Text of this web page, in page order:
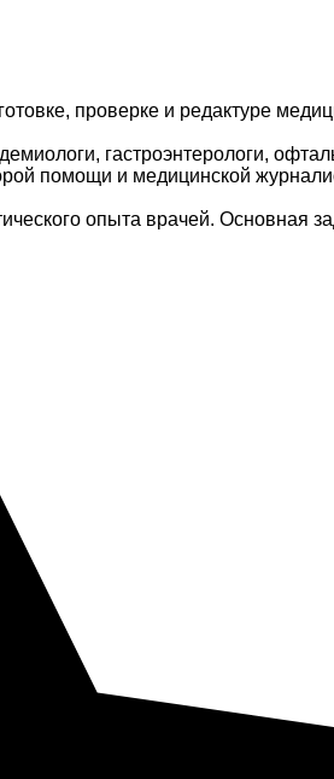
проверке и редактуре
гастроэнтерологи,
помощи и медицинской
опыта врачей. Основная